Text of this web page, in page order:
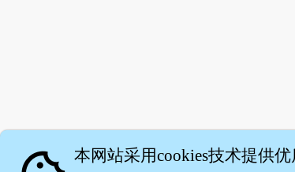
本网站采用cookies技术提供